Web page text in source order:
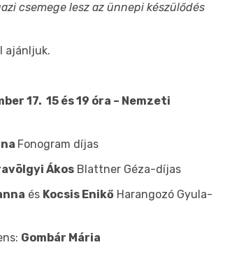
csemege lesz az ünnepi készülődés
ajánljuk.
17. 15 és 19 óra – Nemzeti
Fonogram díjas
Ákos Blattner Géza-díjas
és Kocsis Enikő Harangozó Gyula-
Gombár Mária